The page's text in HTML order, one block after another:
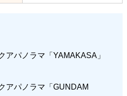
パノラマ「YAMAKASA」
パノラマ「GUNDAM